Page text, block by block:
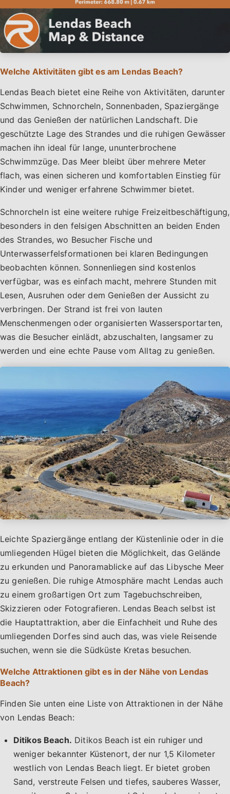
Welche Aktivitäten gibt es am Lendas Beach?
Lendas Beach bietet eine Reihe von Aktivitäten, darunter
Schwimmen, Schnorcheln, Sonnenbaden, Spaziergänge
und das Genießen der natürlichen Landschaft. Die
geschützte Lage des Strandes und die ruhigen Gewässer
machen ihn ideal für lange, ununterbrochene
Schwimmzüge. Das Meer bleibt über mehrere Meter
flach, was einen sicheren und komfortablen Einstieg für
Kinder und weniger erfahrene Schwimmer bietet.
Schnorcheln ist eine weitere ruhige Freizeitbeschäftigung,
besonders in den felsigen Abschnitten an beiden Enden
des Strandes, wo Besucher Fische und
Unterwasserfelsformationen bei klaren Bedingungen
beobachten können. Sonnenliegen sind kostenlos
verfügbar, was es einfach macht, mehrere Stunden mit
Lesen, Ausruhen oder dem Genießen der Aussicht zu
verbringen. Der Strand ist frei von lauten
Menschenmengen oder organisierten Wassersportarten,
was die Besucher einlädt, abzuschalten, langsamer zu
werden und eine echte Pause vom Alltag zu genießen.
Leichte Spaziergänge entlang der Küstenlinie oder in die
umliegenden Hügel bieten die Möglichkeit, das Gelände
zu erkunden und Panoramablicke auf das Libysche Meer
zu genießen. Die ruhige Atmosphäre macht Lendas auch
zu einem großartigen Ort zum Tagebuchschreiben,
Skizzieren oder Fotografieren. Lendas Beach selbst ist
die Hauptattraktion, aber die Einfachheit und Ruhe des
umliegenden Dorfes sind auch das, was viele Reisende
suchen, wenn sie die Südküste Kretas besuchen.
Welche Attraktionen gibt es in der Nähe von Lendas
Beach?
Finden Sie unten eine Liste von Attraktionen in der Nähe
von Lendas Beach:
Ditikos Beach. Ditikos Beach ist ein ruhiger und
weniger bekannter Küstenort, der nur 1,5 Kilometer
westlich von Lendas Beach liegt. Er bietet groben
Sand, verstreute Felsen und tiefes, sauberes Wasser,